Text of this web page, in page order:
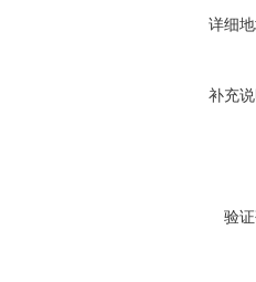
详细地
补充说
验证